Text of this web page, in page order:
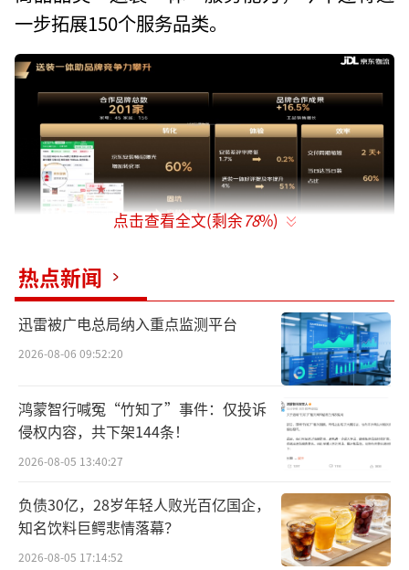
一步拓展150个服务品类。
在机器人售后服务方面，如今，京东服务
已成为行业领先的机器人售后服务商，首推涵
盖机器人维修全场景的售后服务，在全国建立
多个维修中心，并与行业绝大多数头部机器人
企业达成深度合作。今年6月，京东服务进一步
在欧洲推出JoyRobocare机器人维修服务并建
立多个机器人维修中心，“机器人救护车”上
门服务可覆盖英国、德国、法国、荷兰等多个
国家主要城市，未来还将逐步延展美洲、亚太
及中东等海外市场。
点击查看全文(剩余78%)
热点新闻
迅雷被广电总局纳入重点监测平台
2026-08-06 09:52:20
鸿蒙智行喊冤“竹知了”事件：仅投诉
侵权内容，共下架144条！
2026-08-05 13:40:27
负债30亿，28岁年轻人败光百亿国企，
知名饮料巨鳄悲情落幕？
2026-08-05 17:14:52